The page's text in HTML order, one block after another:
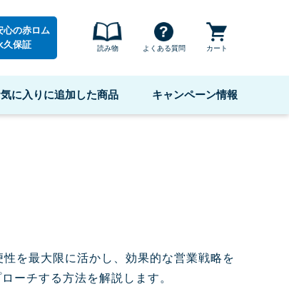
心の赤ロム
久保証
読み物 よくある質問 カート
に入りに追加した商品 キャンペーン情報
を最大限に活かし、効果的な営業戦略を
ーチする方法を解説します。